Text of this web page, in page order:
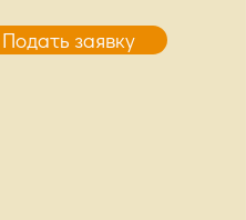
Подать заявку